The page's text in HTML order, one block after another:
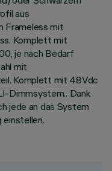
aus
Frameless mit
Komplett mit
je nach Bedarf
mit
Komplett mit 48Vdc
Dimmsystem.. Dank
jede an das System
einstellen.